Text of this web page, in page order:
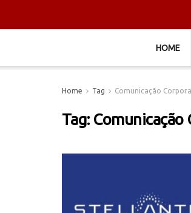
HOME
Home Tag Comunicação
Tag: Comunicação